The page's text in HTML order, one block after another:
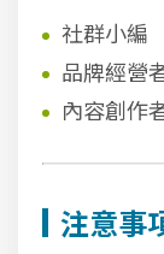
社群小編
品牌經營
內容創作
注意事